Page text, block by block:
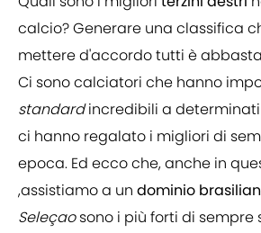
calcio? Generare una classifica
mettere d'accordo tutti è
Ci sono calciatori che hanno
standardincredibili a determinati
ci hanno regalato i migliori di
epoca. Ed ecco che, anche in
,assistiamo a un dominio
Seleçaosono i più forti di sempre